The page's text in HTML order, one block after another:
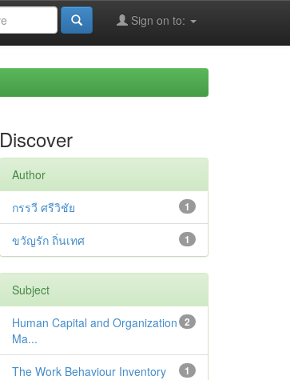
Sign on to:
Discover
Author
1
กรรวี ศรีวิชัย
1
ขวัญรัก ถิ่นเทศ
Subject
2
Human Capital and Organization
Ma...
1
The Work Behaviour Inventory